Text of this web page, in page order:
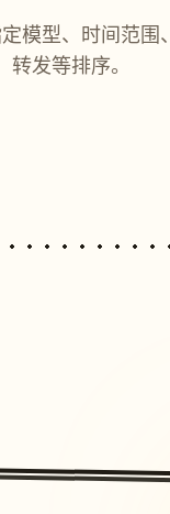
模型、时间范围、
发等排序。